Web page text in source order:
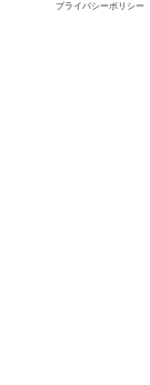
プライバシーポリシー